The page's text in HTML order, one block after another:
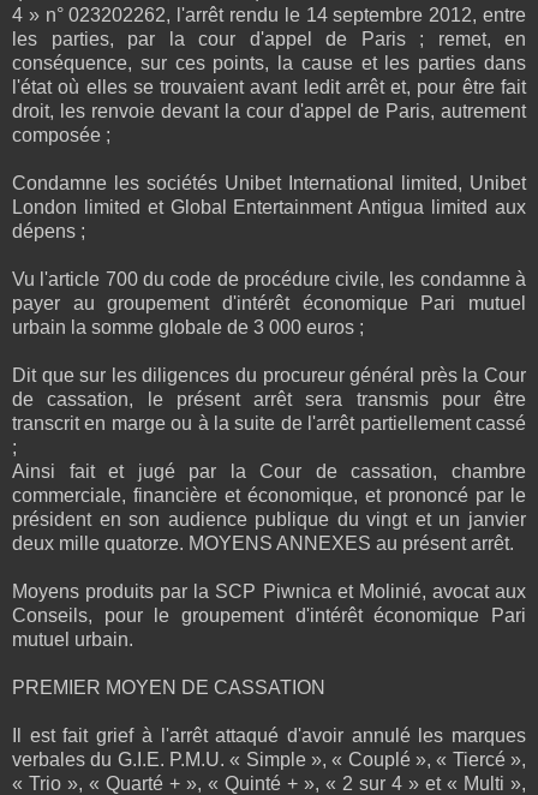
4 » n° 023202262, l'arrêt rendu le 14 septembre 2012, entre
les parties, par la cour d'appel de Paris ; remet, en
conséquence, sur ces points, la cause et les parties dans
l'état où elles se trouvaient avant ledit arrêt et, pour être fait
droit, les renvoie devant la cour d'appel de Paris, autrement
composée ;
Condamne les sociétés Unibet International limited, Unibet
London limited et Global Entertainment Antigua limited aux
dépens ;
Vu l'article 700 du code de procédure civile, les condamne à
payer au groupement d'intérêt économique Pari mutuel
urbain la somme globale de 3 000 euros ;
Dit que sur les diligences du procureur général près la Cour
de cassation, le présent arrêt sera transmis pour être
transcrit en marge ou à la suite de l'arrêt partiellement cassé
;
Ainsi fait et jugé par la Cour de cassation, chambre
commerciale, financière et économique, et prononcé par le
président en son audience publique du vingt et un janvier
deux mille quatorze. MOYENS ANNEXES au présent arrêt.
Moyens produits par la SCP Piwnica et Molinié, avocat aux
Conseils, pour le groupement d'intérêt économique Pari
mutuel urbain.
PREMIER MOYEN DE CASSATION
Il est fait grief à l'arrêt attaqué d'avoir annulé les marques
verbales du G.I.E. P.M.U. « Simple », « Couplé », « Tiercé »,
« Trio », « Quarté + », « Quinté + », « 2 sur 4 » et « Multi »,